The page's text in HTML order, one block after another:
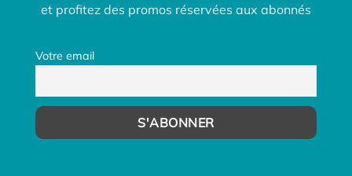
et profitez des promos réservées aux abonnés
Votre email